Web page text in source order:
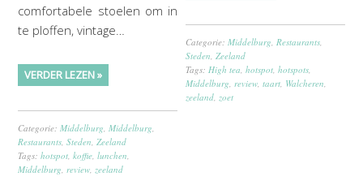
comfortabele stoelen om in
te ploffen, vintage…
VERDER LEZEN »
Categorie:Middelburg ,Middelburg
Restaurants ,Steden Zeeland
Tags:hotspot ,koffie ,lunchen
Middelburg review zeeland
Categorie:Middelburg Restaurants
Steden Zeeland
Tags: High tea ,hotspot ,hotspots
Middelburg review ,taart Walcheren
zeeland zoet